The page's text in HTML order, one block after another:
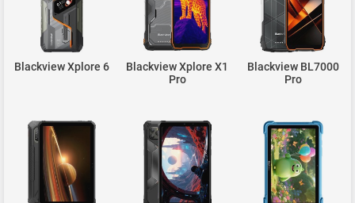
Blackview Xplore 6
Blackview Xplore X1
Pro
Blackview BL7000
Pro